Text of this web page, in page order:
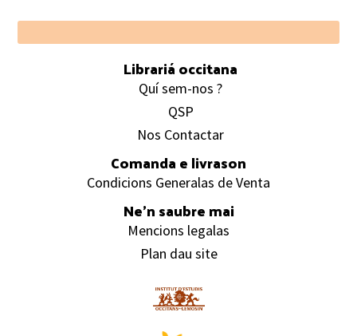
Footer
Librariá occitana
Quí sem-nos ?
QSP
Nos Contactar
Comanda e livrason
Condicions Generalas de Venta
Ne’n saubre mai
Mencions legalas
Plan dau site